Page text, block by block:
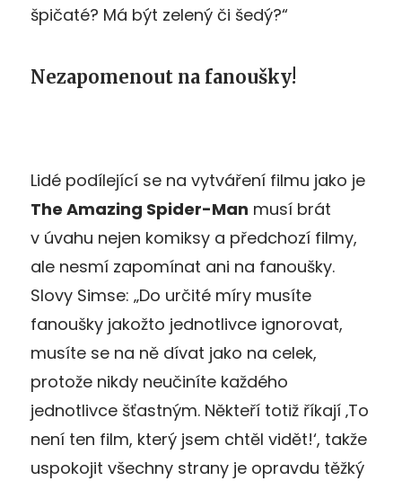
špičaté? Má být zelený či šedý?“
Nezapomenout na fanoušky!
Lidé podílející se na vytváření filmu jako je
The Amazing Spider-Man musí brát
v úvahu nejen komiksy a předchozí filmy,
ale nesmí zapomínat ani na fanoušky.
Slovy Simse: „Do určité míry musíte
fanoušky jakožto jednotlivce ignorovat,
musíte se na ně dívat jako na celek,
protože nikdy neučiníte každého
jednotlivce šťastným. Někteří totiž říkají ‚To
není ten film, který jsem chtěl vidět!‘, takže
uspokojit všechny strany je opravdu těžký